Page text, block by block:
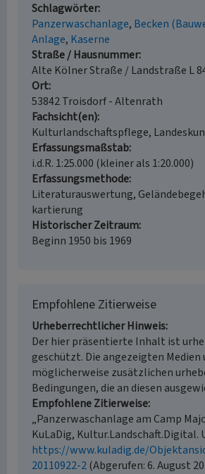
Schlagwörter
Panzerwaschanlage Becken
Anlage Kaserne
Straße / Hausnummer
Alte Kölner Straße / Landstraße L
Ort
53842 Troisdorf - Altenrath
Fachsicht(en)
Kulturlandschaftspflege,
Erfassungsmaßstab
i.d.R. 1:25.000 (kleiner als 1:20.000)
Erfassungsmethode
Literaturauswertung,
kartierung
Historischer Zeitraum
Beginn 1950 bis 1969
Empfohlene Zitierweise
Urheberrechtlicher Hinweis
Der hier präsentierte Inhalt ist
geschützt. Die angezeigten
möglicherweise zusätzlichen
Bedingungen, die an diesen
Empfohlene Zitierweise
„Panzerwaschanlage am Camp
KuLaDig, Kultur.Landschaft.Digital.
https://www.kuladig.de/
20110922-2(Abgerufen: 6. August